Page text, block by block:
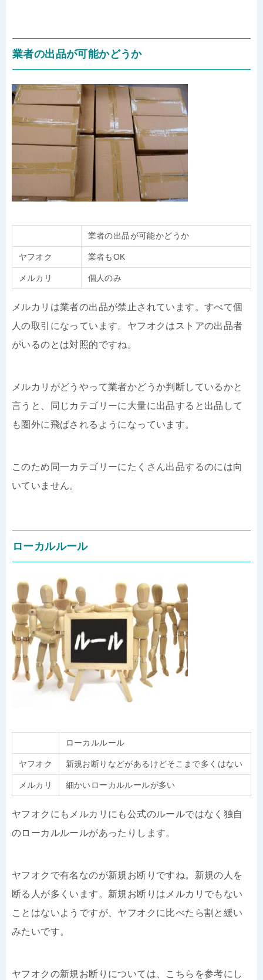
業者の出品が可能かどうか
業者の出品が可能かどうか
ヤフオク 業者もOK
メルカリ 個人のみ
メルカリは業者の出品が禁止されています。すべて個
人の取引になっています。ヤフオクはストアの出品者
がいるのとは対照的ですね。
メルカリがどうやって業者かどうか判断しているかと
言うと、同じカテゴリーに大量に出品すると出品して
も圏外に飛ばされるようになっています。
このため同一カテゴリーにたくさん出品するのには向
いていません。
ローカルルール
ローカルルール
ヤフオク 新規お断りなどがあるけどそこまで多くはない
メルカリ 細かいローカルルールが多い
ヤフオクにもメルカリにも公式のルールではなく独自
のローカルルールがあったりします。
ヤフオクで有名なのが新規お断りですね。新規の人を
断る人が多くいます。新規お断りはメルカリでもない
ことはないようですが、ヤフオクに比べたら割と緩い
みたいです。
ヤフオクの新規お断りについては、こちらを参考にし